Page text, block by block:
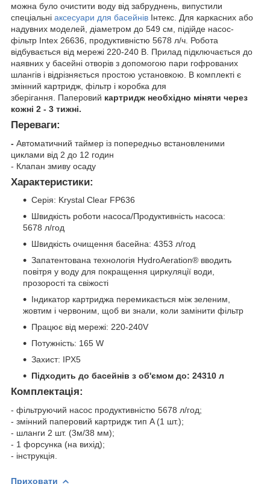
можна було очистити воду від забруднень, випустили
спеціальні аксесуари для басейнів Інтекс. Для каркасних або
надувних моделей, діаметром до 549 см, підійде насос-
фільтр Intex 26636, продуктивністю 5678 л/ч. Робота
відбувається від мережі 220-240 В. Прилад підключається до
наявних у басейні отворів з допомогою пари гофрованих
шлангів і відрізняється простою установкою. В комплекті є
змінний картридж, фільтр і коробка для
зберігання. Паперовий картридж необхідно міняти через
кожні 2 - 3 тижні.
Переваги:
- Автоматичний таймер із попередньо встановленими
циклами від 2 до 12 годин
- Клапан змиву осаду
Характеристики:
Серія: Krystal Clear FP636
Швидкість роботи насоса/Продуктивність насоса:
5678 л/год
Швидкість очищення басейна: 4353 л/год
Запатентована технологія HydroAeration® вводить
повітря у воду для покращення циркуляції води,
прозорості та свіжості
Індикатор картриджа перемикається між зеленим,
жовтим і червоним, щоб ви знали, коли замінити фільтр
Працює від мережі: 220-240V
Потужність: 165 W
Захист: IPX5
Підходить до басейнів з об'ємом до: 24310 л
Комплектація:
- фільтруючий насос продуктивністю 5678 л/год;
- змінний паперовий картридж тип A (1 шт.);
- шланги 2 шт. (3м/38 мм);
- 1 форсунка (на вихід);
- інструкція.
Приховати